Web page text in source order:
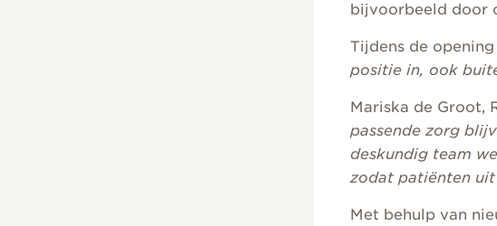
bijvoorbeeld door
Tijdens de
positie in, ook
Mariska de Groot,
passende zorg
deskundig team
zodat patiënten
Met behulp van